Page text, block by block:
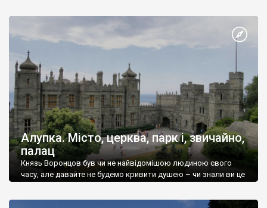
Алупка. Місто, церква, парк і, звичайно,
палац
Князь Воронцов був чи не найвідомішою людиною свого
часу, але давайте не будемо кривити душею – чи знали ви це